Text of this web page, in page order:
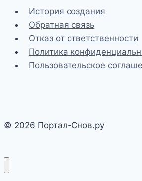
История создания
Обратная связь
Отказ от ответственности
Политика
Пользовательское
© 2026 Портал-Снов.ру